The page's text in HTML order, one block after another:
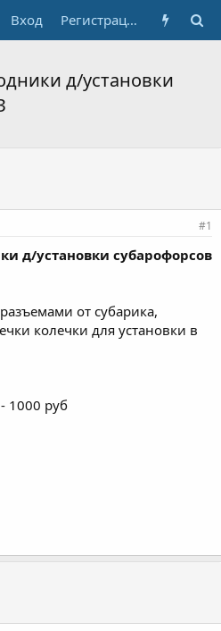
Вход Регистрация
д/установки
#1
д/установки субарофорсов
от субарика,
колечки для установки в
1000 руб